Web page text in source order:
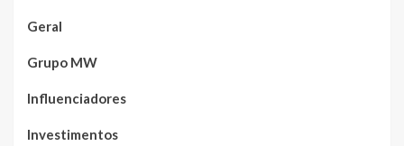
Geral
Grupo MW
Influenciadores
Investimentos